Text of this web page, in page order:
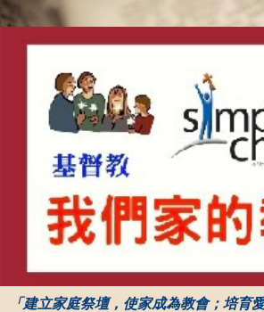
「建立家庭祭壇，使家成為教會；培育